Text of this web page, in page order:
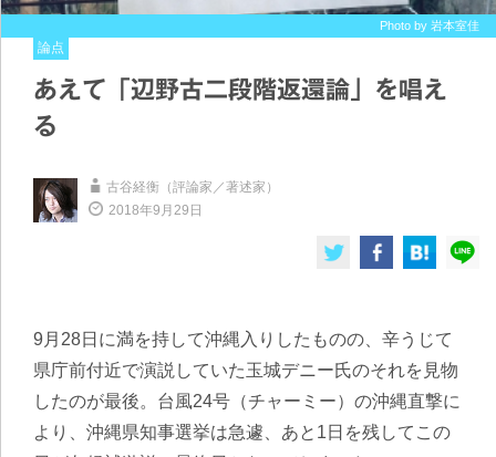
Photo by 岩本室佳
論点
あえて「辺野古二段階返還論」を唱え
る
古谷経衡（評論家／著述家）
2018年9月29日
9月28日に満を持して沖縄入りしたものの、辛うじて
県庁前付近で演説していた玉城デニー氏のそれを見物
したのが最後。台風24号（チャーミー）の沖縄直撃に
より、沖縄県知事選挙は急遽、あと1日を残してこの